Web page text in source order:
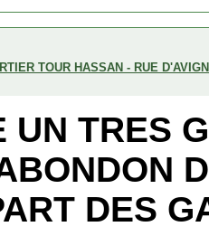
TOUR HASSAN - RUE
UN TRES
DES